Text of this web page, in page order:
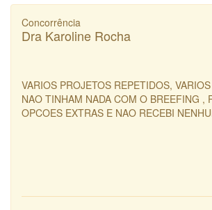
Concorrência
Dra Karoline Rocha
VARIOS PROJETOS REPETIDOS,
NAO TINHAM NADA COM O BREEFING ,
OPCOES EXTRAS E NAO RECEBI